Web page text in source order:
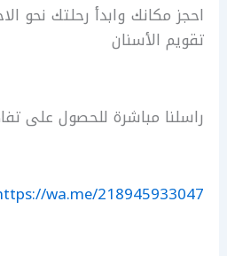
احجز مكانك وابدأ رحلتك نحو
تقويم الأسنان
راسلنا مباشرة للحصول على
wa.me/218945933047